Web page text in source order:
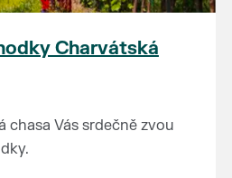
Charvátská
chasa Vás srdečně zvou